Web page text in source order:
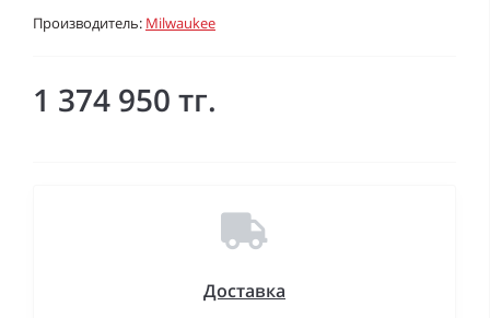
Производитель: Milwaukee
1 374 950 тг.
Доставка